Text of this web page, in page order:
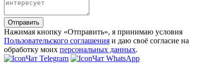
Отправить
Нажимая кнопку «Отправить», я принимаю условия
Пользовательского соглашения и даю своё согласие на
обработку моих персональных данных.
Чат Telegram
Чат WhatsApp